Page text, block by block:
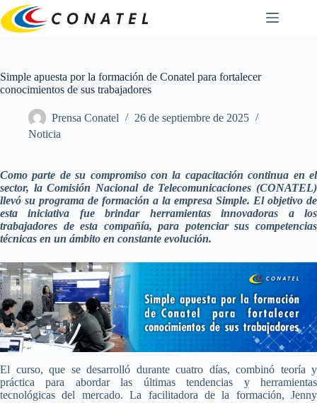
Saltar
al
contenido
Simple apuesta por la formación de Conatel para fortalecer
conocimientos de sus trabajadores
Prensa Conatel
26 de septiembre de 2025
Noticia
Como parte de su compromiso con la capacitación continua en el
sector, la Comisión Nacional de Telecomunicaciones (CONATEL)
llevó su programa de formación a la empresa Simple. El objetivo de
esta iniciativa fue brindar herramientas innovadoras a los
trabajadores de esta compañía, para potenciar sus competencias
técnicas en un ámbito en constante evolución.
El curso, que se desarrolló durante cuatro días, combinó teoría y
práctica para abordar las últimas tendencias y herramientas
tecnológicas del mercado. La facilitadora de la formación, Jenny